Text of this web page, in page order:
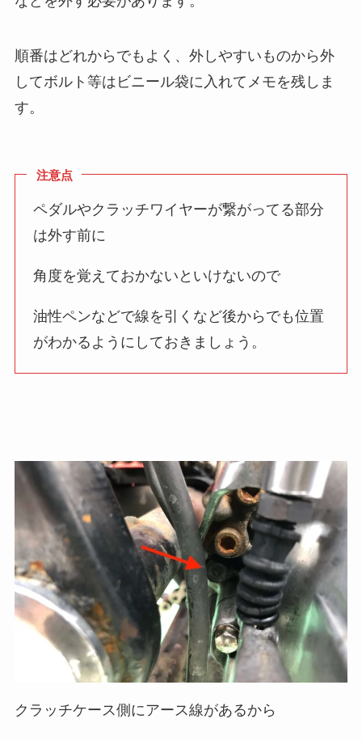
順番はどれからでもよく、外しやすいものから外
してボルト等はビニール袋に入れてメモを残しま
す。
注意点
ペダルやクラッチワイヤーが繋がってる部分
は外す前に
角度を覚えておかないといけないので
油性ペンなどで線を引くなど後からでも位置
がわかるようにしておきましょう。
クラッチケース側にアース線があるから